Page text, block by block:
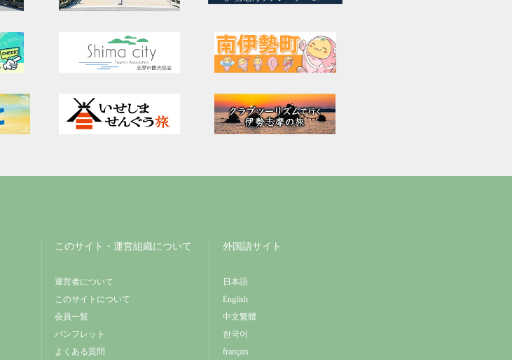
このサイト・運営組織について
運営者について
このサイトについて
会員一覧
パンフレット
よくある質問
外国語サイト
日本語
English
中文繁體
한국어
français